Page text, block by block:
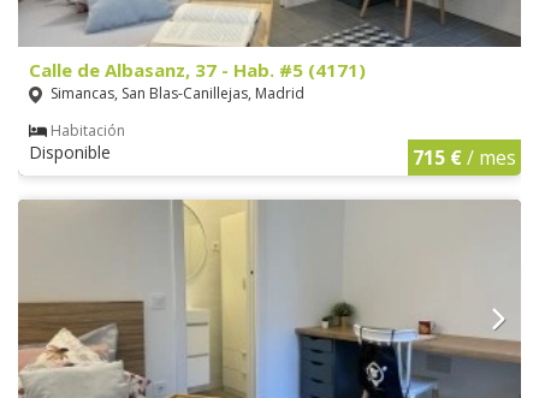
Calle de Albasanz, 37 - Hab. #5 (4171)
Simancas, San Blas-Canillejas, Madrid
Habitación
Disponible 715 €/ mes